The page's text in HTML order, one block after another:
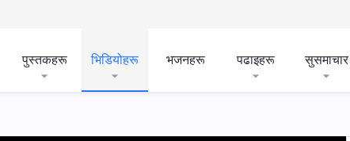
पुस्तकहरू भिडियोहरू भजनहरू पढाइहरू सुसमाचार